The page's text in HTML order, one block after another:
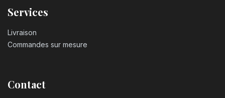
Services
Livraison
Commandes sur mesure
Contact